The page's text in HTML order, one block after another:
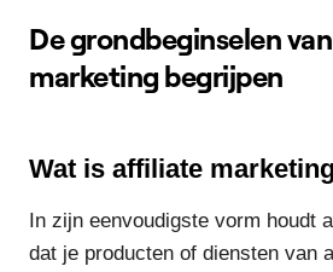
De grondbeginselen
marketing begrijpen
Wat is affiliate
In zijn eenvoudigste vorm houdt
dat je producten of diensten van